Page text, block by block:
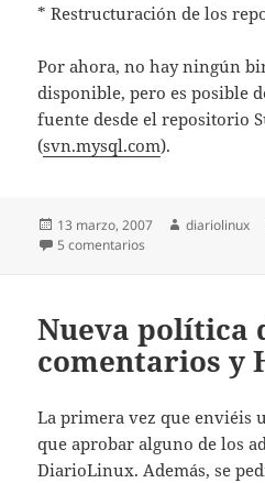
* Restructuración de los
Por ahora, no hay ningún
disponible, pero es posible
fuente desde el repositorio
(svn.mysql.com).
Publicado
el
13 marzo, 2007 Autor
diariolinux
5 comentarios
Nueva política
comentarios y
La primera vez que enviéis
que aprobar alguno de los
DiarioLinux. Además, se